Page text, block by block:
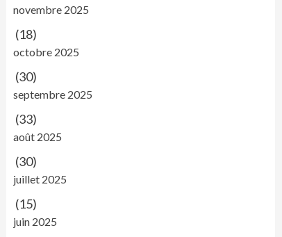
novembre 2025
(18)
octobre 2025
(30)
septembre 2025
(33)
août 2025
(30)
juillet 2025
(15)
juin 2025